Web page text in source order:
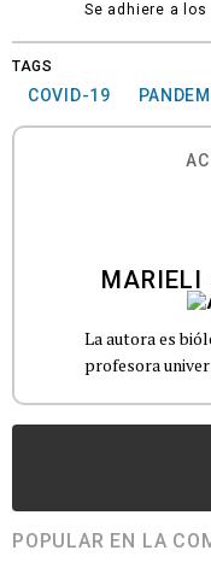
Se adhiere a
TAGS
COVID-19
MARIELI
La autora es
profesora
POPULAR EN LA